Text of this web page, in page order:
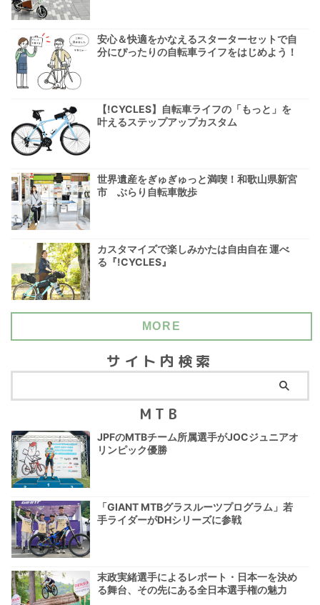
安心＆快適をかなえるスターターセットで自
分にぴったりの自転車ライフをはじめよう！
【!CYCLES】自転車ライフの「もっと」を
叶えるステップアップカスタム
世界遺産をぎゅぎゅっと満喫！和歌山県新宮
市 ぶらり自転車散歩
カスタマイズで楽しみかたは自由自在 運べ
る『!CYCLES』
MORE
サイト内検索
MTB
JPFのMTBチーム所属選手がJOCジュニアオ
リンピック優勝
「GIANT MTBグラスルーツプログラム」若
手ライダーがDHシリーズに参戦
末政実緒選手によるレポート・日本一を決め
る舞台、その先にある全日本選手権の魅力